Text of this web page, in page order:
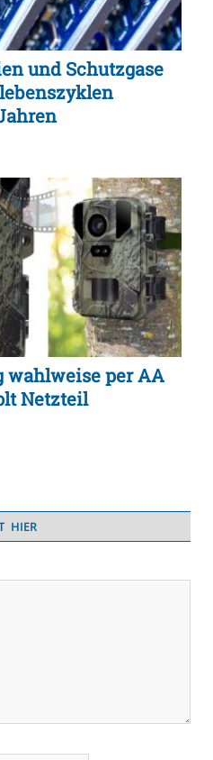
und Schutzgase
wahlweise per AA
Netzteil
HIER